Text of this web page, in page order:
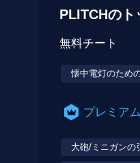
PLITCHのト
無料チート
懐中電灯のため
プレミア
大砲/ミニガンの